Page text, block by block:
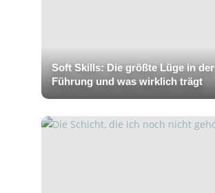
Soft Skills: Die größte Lüge in der
Führung und was wirklich trägt